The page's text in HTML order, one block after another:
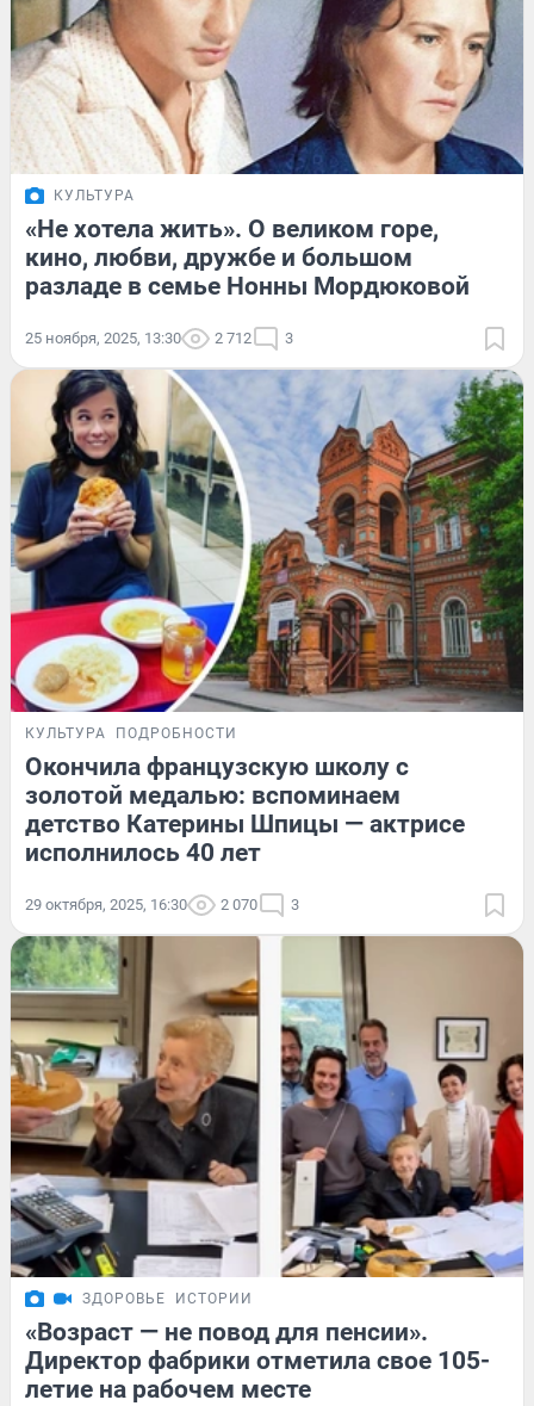
КУЛЬТУРА
«Не хотела жить». О великом горе,
кино, любви, дружбе и большом
разладе в семье Нонны Мордюковой
25 ноября, 2025, 13:30 2 712 3
КУЛЬТУРА ПОДРОБНОСТИ
Окончила французскую школу с
золотой медалью: вспоминаем
детство Катерины Шпицы — актрисе
исполнилось 40 лет
29 октября, 2025, 16:30 2 070 3
ЗДОРОВЬЕ ИСТОРИИ
«Возраст — не повод для пенсии».
Директор фабрики отметила свое 105-
летие на рабочем месте